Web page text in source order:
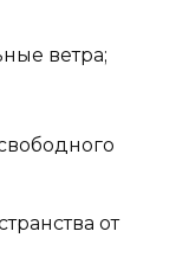
ветра;
от